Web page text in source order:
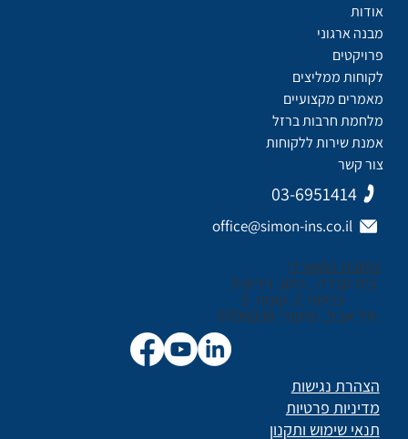
כתובת המשרד:
בית קנדה , רחוב נירים 3
כניסה C, קומה 3
תל אביב, מיקוד: 6706038
03-6951414
office@simon-ins.co.il
הצהרת נגישות
תנאי שימוש ותקנון
מדיניות פרטיות
אודות
מבנה ארגוני
פרויקטים
לקוחות ממליצים
מאמרים מקצועיים
מלחמת חרבות ברזל
אמנת שירות ללקוחות
צור קשר